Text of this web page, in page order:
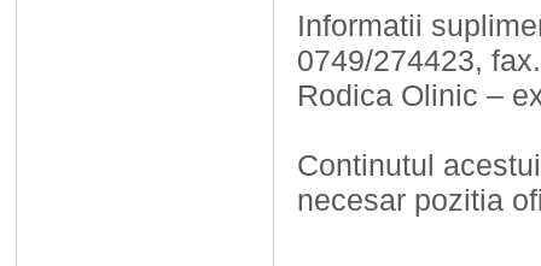
Informatii
0749/274423,
Rodica Olinic –
Continutul
necesar pozitia